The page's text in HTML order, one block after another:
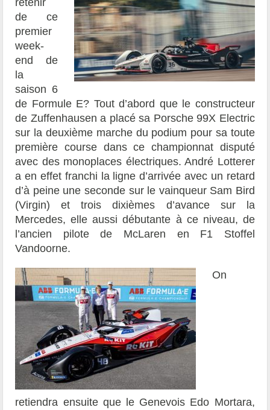
retenir
de ce
premier
week-
end de
la
saison 6
de Formule E? Tout d’abord que le constructeur
de Zuffenhausen a placé sa Porsche 99X Electric
sur la deuxième marche du podium pour sa toute
première course dans ce championnat disputé
avec des monoplaces électriques. André Lotterer
a en effet franchi la ligne d’arrivée avec un retard
d’à peine une seconde sur le vainqueur Sam Bird
(Virgin) et trois dixièmes d’avance sur la
Mercedes, elle aussi débutante à ce niveau, de
l’ancien pilote de McLaren en F1 Stoffel
Vandoorne.
On
retiendra ensuite que le Genevois Edo Mortara,